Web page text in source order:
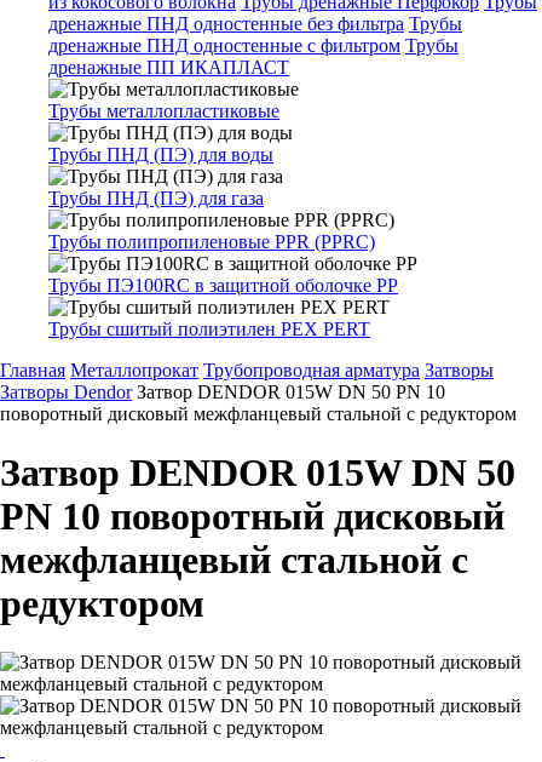
дренажные ПНД одностенные без фильтра Трубы
дренажные ПНД одностенные с фильтром Трубы
дренажные ПП ИКАПЛАСТ
Трубы металлопластиковые
Трубы ПНД (ПЭ) для воды
Трубы ПНД (ПЭ) для газа
Трубы полипропиленовые PPR (PPRC)
Трубы ПЭ100RC в защитной оболочке PP
Трубы сшитый полиэтилен PEX PERT
Главная Металлопрокат Трубопроводная арматура Затворы
Затворы Dendor Затвор DENDOR 015W DN 50 PN 10
поворотный дисковый межфланцевый стальной с редуктором
Затвор DENDOR 015W DN 50
PN 10 поворотный дисковый
межфланцевый стальной с
редуктором